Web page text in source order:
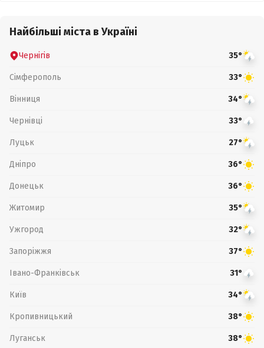
Найбільші міста в Україні
Чернігів 35°
Сімферополь 33°
Вінниця 34°
Чернівці 33°
Луцьк 27°
Дніпро 36°
Донецьк 36°
Житомир 35°
Ужгород 32°
Запоріжжя 37°
Івано-Франківськ 31°
Київ 34°
Кропивницький 38°
Луганськ 38°